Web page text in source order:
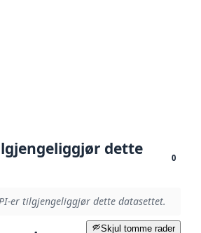
dette
0
er tilgjengeliggjør dette datasettet.
Skjul tomme rader